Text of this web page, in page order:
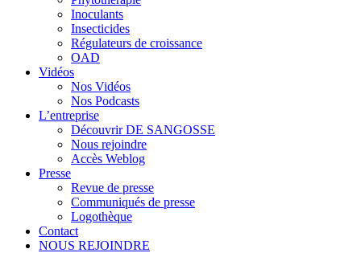
Inoculants
Insecticides
Régulateurs de croissance
OAD
Vidéos
Nos Vidéos
Nos Podcasts
L’entreprise
Découvrir DE SANGOSSE
Nous rejoindre
Accès Weblog
Presse
Revue de presse
Communiqués de presse
Logothèque
Contact
NOUS REJOINDRE